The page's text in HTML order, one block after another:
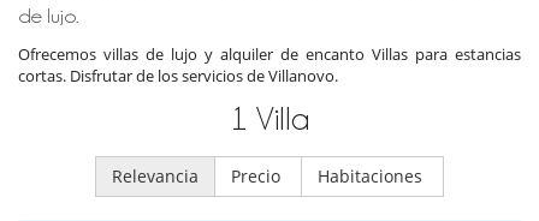
de lujo.
Ofrecemos villas de lujo y alquiler de encanto Villas para estancias
cortas. Disfrutar de los servicios de Villanovo.
1 Villa
Relevancia Precio Habitaciones